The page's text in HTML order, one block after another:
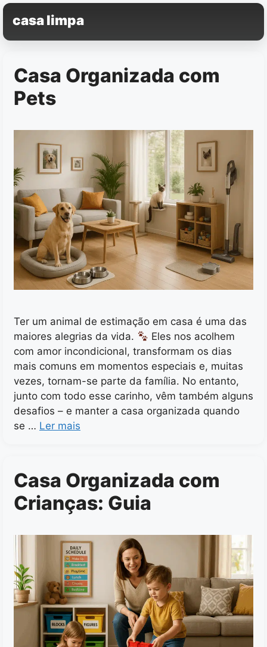
Pular
para
o
casa limpa
Casa Organizada com
Pets
Ter um animal de estimação em casa é uma das
maiores alegrias da vida.
Eles nos acolhem
com amor incondicional, transformam os dias
mais comuns em momentos especiais e, muitas
vezes, tornam-se parte da família. No entanto,
junto com todo esse carinho, vêm também alguns
desafios – e manter a casa organizada quando
se … Ler mais
Casa Organizada com
Crianças: Guia